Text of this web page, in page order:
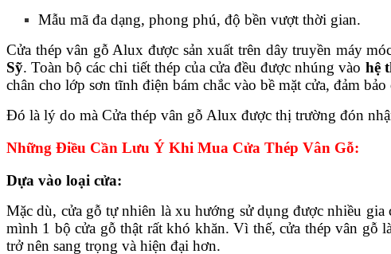
Mẫu mã đa dạng, phong phú, độ bền vượt thời gian.
Cửa thép vân gỗ Alux được sản xuất trên dây truyền máy
Sỹ. Toàn bộ các chi tiết thép của cửa đều được nhúng vào hệ
chân cho lớp sơn tĩnh điện bám chắc vào bề mặt cửa, đảm bảo
Đó là lý do mà Cửa thép vân gỗ Alux được thị trường đón
Những Điều Cần Lưu Ý Khi Mua Cửa Thép Vân Gỗ:
Dựa vào loại cửa:
Mặc dù, cửa gỗ tự nhiên là xu hướng sử dụng được nhiều
mình 1 bộ cửa gỗ thật rất khó khăn. Vì thế, cửa thép vân gỗ
trở nên sang trọng và hiện đại hơn.